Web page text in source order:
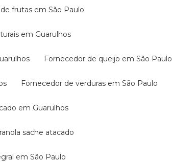
frutas em São Paulo
em Guarulhos
Fornecedor de queijo em São Paulo
Fornecedor de verduras em São Paulo
em Guarulhos
Granola sache atacado
em São Paulo